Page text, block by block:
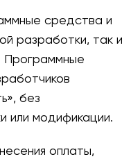
средства и
разработки, так и
Программные
без
или модификации.
оплаты,